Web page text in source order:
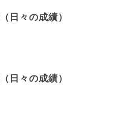
日々の成績）
日々の成績）